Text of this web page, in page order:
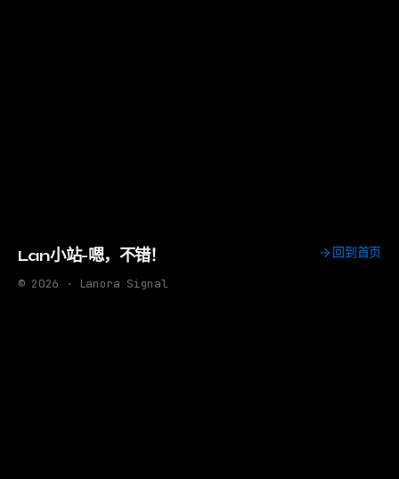
Lan小站-嗯，不错！
© 2026 · Lanora Signal
回到首页